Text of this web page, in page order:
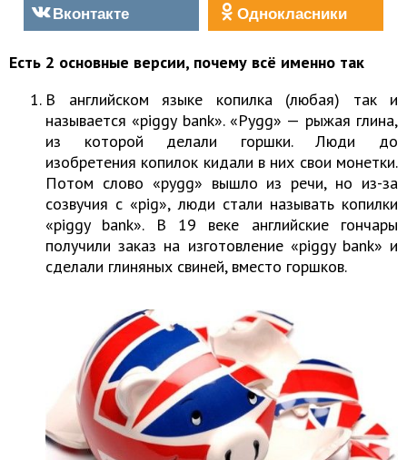
Вконтакте
Однокласники
Есть 2 основные версии, почему всё именно так
В английском языке копилка (любая) так и
называется «piggy bank». «Pygg» — рыжая глина,
из которой делали горшки. Люди до
изобретения копилок кидали в них свои монетки.
Потом слово «pygg» вышло из речи, но из-за
созвучия с «pig», люди стали называть копилки
«piggy bank». В 19 веке английские гончары
получили заказ на изготовление «piggy bank» и
сделали глиняных свиней, вместо горшков.